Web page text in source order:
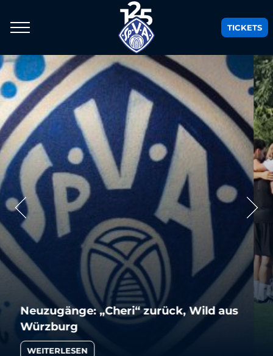
TICKETS
Der FCI II kommt mit Influencer
WEITERLESEN